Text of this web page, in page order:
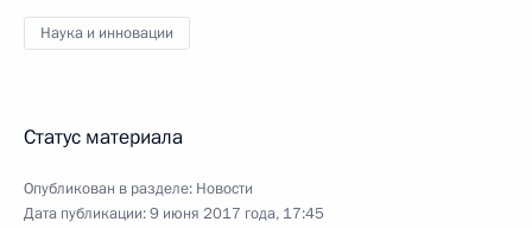
Наука и инновации
Статус материала
Опубликован в разделе: Новости
Дата публикации:9 июня 2017 года, 17:45